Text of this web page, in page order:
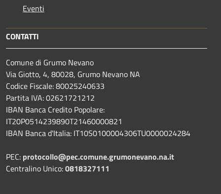
Eventi
CONTATTI
Comune di Grumo Nevano
Via Giotto, 4, 80028, Grumo Nevano NA
Codice Fiscale: 80025240633
Partita IVA: 02621721212
IBAN Banca Credito Popolare:
IT20P0514239890T21460000821
IBAN Banca d'Italia: IT10S0100004306TU0000024284
PEC: protocollo@pec.comune.grumonevano.na.it
Centralino Unico:0818327111